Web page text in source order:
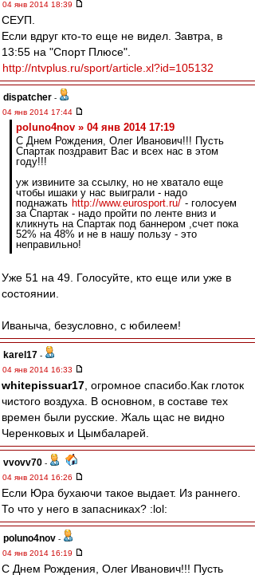
04 янв 2014 18:39
СЕУП.
Если вдруг кто-то еще не видел. Завтра, в
13:55 на "Спорт Плюсе".
http://ntvplus.ru/sport/article.xl?id=105132
dispatcher -
04 янв 2014 17:44
poluno4nov » 04 янв 2014 17:19
С Днем Рождения, Олег Иванович!!! Пусть
Спартак поздравит Вас и всех нас в этом
году!!!
уж извините за ссылку, но не хватало еще
чтобы ишаки у нас выиграли - надо
поднажать http://www.eurosport.ru/ - голосуем
за Спартак - надо пройти по ленте вниз и
кликнуть на Спартак под баннером ,счет пока
52% на 48% и не в нашу пользу - это
неправильно!
Уже 51 на 49. Голосуйте, кто еще или уже в
состоянии.
Иваныча, безусловно, с юбилеем!
karel17 -
04 янв 2014 16:33
whitepissuar17 , огромное спасибо.Как глоток
чистого воздуха. В основном, в составе тех
времен были русские. Жаль щас не видно
Черенковых и Цымбаларей.
vvovv70 -
04 янв 2014 16:26
Если Юра бухаючи такое выдает. Из раннего.
То что у него в запасниках? :lol:
poluno4nov -
04 янв 2014 16:19
С Днем Рождения, Олег Иванович!!! Пусть